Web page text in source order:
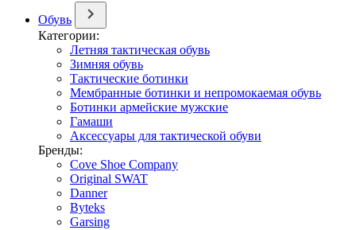
Обувь
Категории:
Летняя тактическая обувь
Зимняя обувь
Тактические ботинки
Мембранные ботинки и непромокаемая обувь
Ботинки армейские мужские
Гамаши
Аксессуары для тактической обуви
Бренды:
Cove Shoe Company
Original SWAT
Danner
Byteks
Garsing